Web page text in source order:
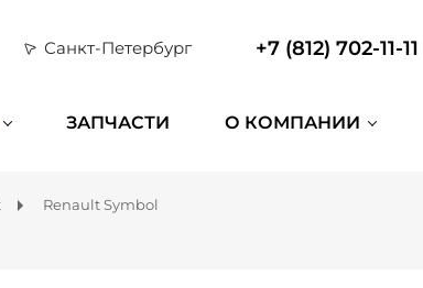
Санкт-Петербург +7 (812) 702-11-11
ЗАПЧАСТИ О КОМПАНИИ
Renault Symbol